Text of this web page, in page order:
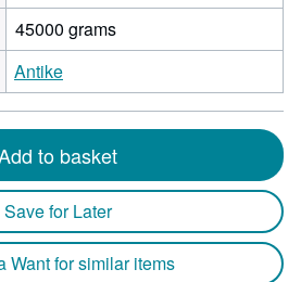
45000 grams
Antike
to basket
Save for Later
Want for similar items